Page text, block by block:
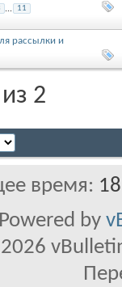
... 11
рассылки и
2
время:
Powered by